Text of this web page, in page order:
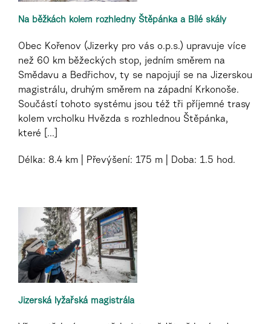
Na běžkách kolem rozhledny Štěpánka a Bílé skály
Obec Kořenov (Jizerky pro vás o.p.s.) upravuje více
než 60 km běžeckých stop, jedním směrem na
Smědavu a Bedřichov, ty se napojují se na Jizerskou
magistrálu, druhým směrem na západní Krkonoše.
Součástí tohoto systému jsou též tři příjemné trasy
kolem vrcholku Hvězda s rozhlednou Štěpánka,
které [...]
Délka: 8.4 km Převýšení: 175 m Doba: 1.5 hod.
Jizerská lyžařská magistrála